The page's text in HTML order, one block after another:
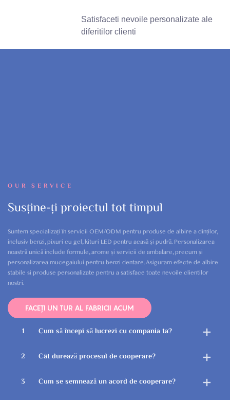
Satisfaceti nevoile personalizate ale
diferitilor clienti
OUR SERVICE
Susține-ți proiectul tot timpul
Suntem specializați în servicii OEM/ODM pentru produse de albire a dinților,
inclusiv benzi, pixuri cu gel, kituri LED pentru acasă și pudră. Personalizarea
noastră unică include formule, arome și servicii de ambalare, precum și
personalizarea mucegaiului pentru benzi dentare. Asiguram efecte de albire
stabile si produse personalizate pentru a satisface toate nevoile clientilor
nostri.
FACEȚI UN TUR AL FABRICII ACUM
1 Cum să începi să lucrezi cu compania ta?
2 Cât durează procesul de cooperare?
3 Cum se semnează un acord de cooperare?